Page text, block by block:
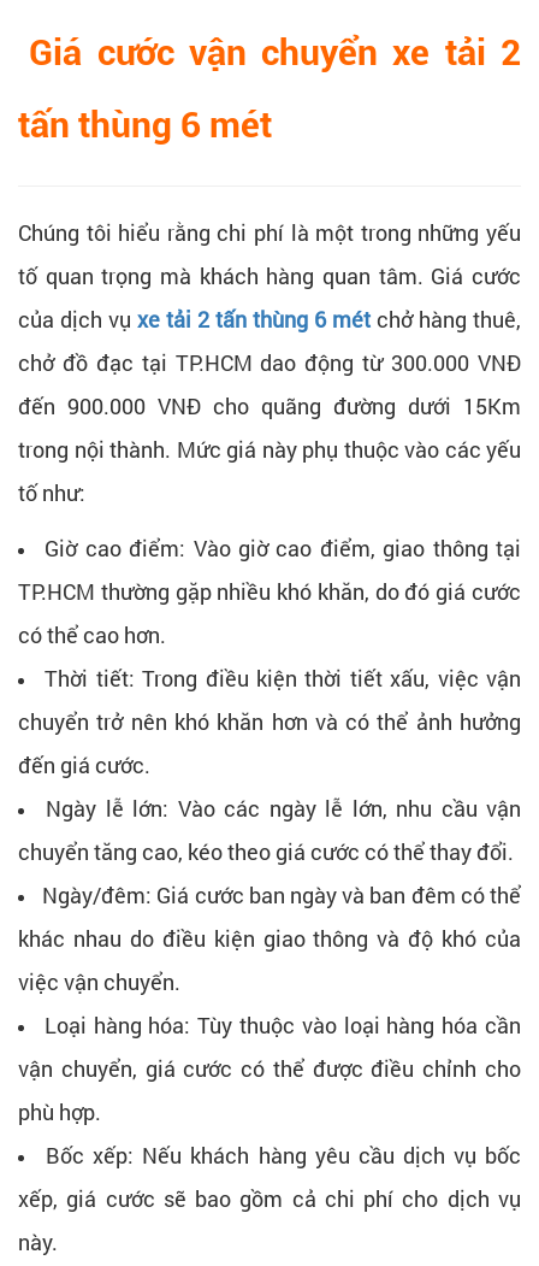
Giá cước vận chuyển xe tải 2
tấn thùng 6 mét
Chúng tôi hiểu rằng chi phí là một trong những yếu
tố quan trọng mà khách hàng quan tâm. Giá cước
của dịch vụ xe tải 2 tấn thùng 6 mét chở hàng thuê,
chở đồ đạc tại TP.HCM dao động từ 300.000 VNĐ
đến 900.000 VNĐ cho quãng đường dưới 15Km
trong nội thành. Mức giá này phụ thuộc vào các yếu
tố như:
Giờ cao điểm: Vào giờ cao điểm, giao thông tại
TP.HCM thường gặp nhiều khó khăn, do đó giá cước
có thể cao hơn.
Thời tiết: Trong điều kiện thời tiết xấu, việc vận
chuyển trở nên khó khăn hơn và có thể ảnh hưởng
đến giá cước.
Ngày lễ lớn: Vào các ngày lễ lớn, nhu cầu vận
chuyển tăng cao, kéo theo giá cước có thể thay đổi.
Ngày/đêm: Giá cước ban ngày và ban đêm có thể
khác nhau do điều kiện giao thông và độ khó của
việc vận chuyển.
Loại hàng hóa: Tùy thuộc vào loại hàng hóa cần
vận chuyển, giá cước có thể được điều chỉnh cho
phù hợp.
Bốc xếp: Nếu khách hàng yêu cầu dịch vụ bốc
xếp, giá cước sẽ bao gồm cả chi phí cho dịch vụ
này.